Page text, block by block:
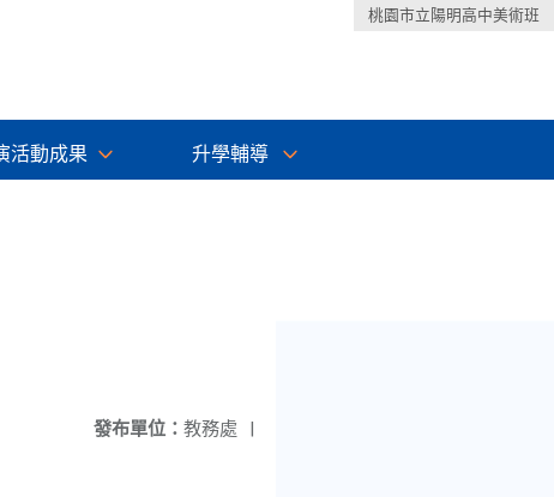
桃園市立陽明高中美術班
活動成果 升學輔導
發布單位： 教務處 |